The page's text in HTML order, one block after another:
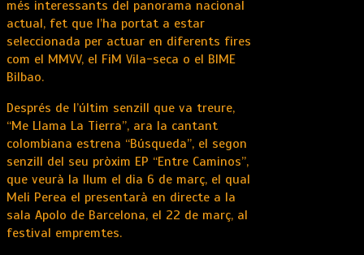
més interessants del panorama nacional
actual, fet que l’ha portat a estar
seleccionada per actuar en diferents fires
com el MMVV, el FiM Vila-seca o el BIME
Bilbao.
Després de l’últim senzill que va treure,
“Me Llama La Tierra”, ara la cantant
colombiana estrena “Búsqueda”, el segon
senzill del seu pròxim EP “Entre Caminos”,
que veurà la llum el dia 6 de març, el qual
Meli Perea el presentarà en directe a la
sala Apolo de Barcelona, el 22 de març, al
festival empremtes.